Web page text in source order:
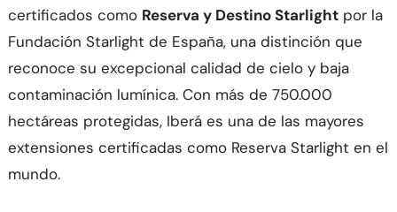
certificados como Reserva y Destino Starlightpor la
Fundación Starlight de España, una distinción que
reconoce su excepcional calidad de cielo y baja
contaminación lumínica. Con más de 750.000
hectáreas protegidas, Iberá es una de las mayores
extensiones certificadas como Reserva Starlight en el
mundo.​